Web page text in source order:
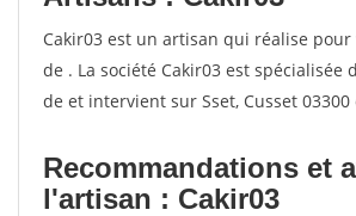
Cakir03 est un artisan qui réalise pour
de . La société Cakir03 est spécialisée
de et intervient sur Sset, Cusset
Recommandations et
l'artisan : Cakir03